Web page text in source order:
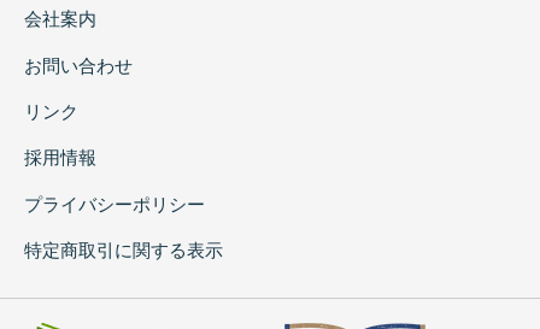
会社案内
お問い合わせ
リンク
採用情報
プライバシーポリシー
特定商取引に関する表示